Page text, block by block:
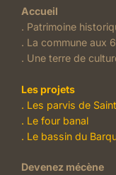
Accueil
. Patrimoine
. La commune aux
. Une terre de
Les projets
. Les parvis de
. Le four banal
. Le bassin du
Devenez mécène